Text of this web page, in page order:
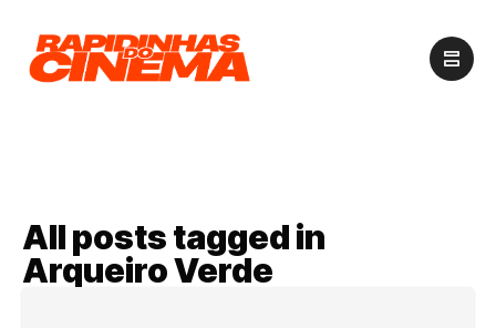
All posts tagged in
Arqueiro Verde